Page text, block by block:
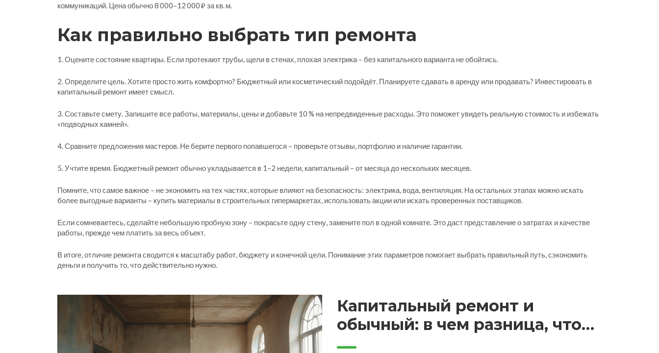
коммуникаций. Цена обычно 8 000–12 000 ₽ за кв. м.
Как правильно выбрать тип ремонта
1. Оцените состояние квартиры. Если протекают трубы, щели в стенах, плохая электрика – без капитального варианта не обойтись.
2. Определите цель. Хотите просто жить комфортно? Бюджетный или косметический подойдёт. Планируете сдавать в аренду или продавать? Инвестировать в
капитальный ремонт имеет смысл.
3. Составьте смету. Запишите все работы, материалы, цены и добавьте 10 % на непредвиденные расходы. Это поможет увидеть реальную стоимость и избежать
«подводных камней».
4. Сравните предложения мастеров. Не берите первого попавшегося – проверьте отзывы, портфолио и наличие гарантии.
5. Учтите время. Бюджетный ремонт обычно укладывается в 1–2 недели, капитальный – от месяца до нескольких месяцев.
Помните, что самое важное – не экономить на тех частях, которые влияют на безопасность: электрика, вода, вентиляция. На остальных этапах можно искать
более выгодные варианты – купить материалы в строительных гипермаркетах, использовать акции или искать проверенных поставщиков.
Если сомневаетесь, сделайте небольшую пробную зону – покрасьте одну стену, замените пол в одной комнате. Это даст представление о затратах и качестве
работы, прежде чем платить за весь объект.
В итоге, отличие ремонта сводится к масштабу работ, бюджету и конечной цели. Понимание этих параметров помогает выбрать правильный путь, сэкономить
деньги и получить то, что действительно нужно.
Капитальный ремонт и
обычный: в чем разница, что
важнее, когда что делать